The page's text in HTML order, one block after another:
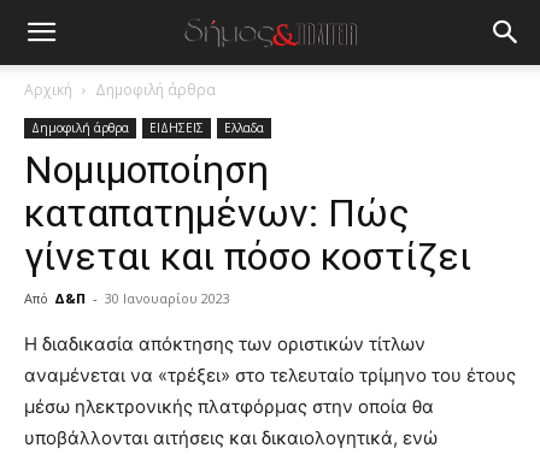
Αρχική Δημοφιλή άρθρα
Δημοφιλή άρθρα ΕΙΔΗΣΕΙΣ Ελλαδα
Νομιμοποίηση
καταπατημένων: Πώς
γίνεται και πόσο κοστίζει
Από Δ&Π - 30 Ιανουαρίου 2023
blonde
lesbians
hot
cam
Η διαδικασία απόκτησης των οριστικών τίτλων
αναμένεται να «τρέξει» στο τελευταίο τρίμηνο του έτους
μέσω ηλεκτρονικής πλατφόρμας στην οποία θα
υποβάλλονται αιτήσεις και δικαιολογητικά, ενώ